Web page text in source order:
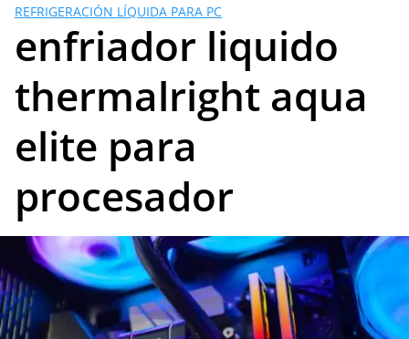
REFRIGERACIÓN LÍQUIDA PARA PC
enfriador liquido
thermalright aqua
elite para
procesador